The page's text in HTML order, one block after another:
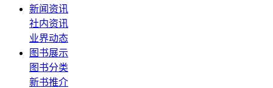
新闻资讯
社内资讯
业界动态
图书展示
图书分类
新书推介